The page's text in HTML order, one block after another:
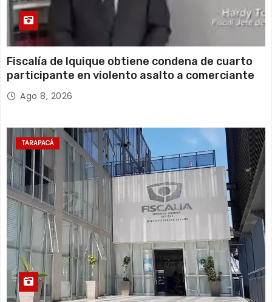
Fiscalía de Iquique obtiene condena de cuarto
participante en violento asalto a comerciante
Ago 8, 2026
TARAPACÁ